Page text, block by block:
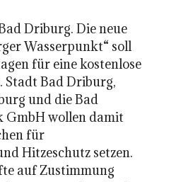
Driburg. Die neue
Wasserpunkt“ soll
für eine kostenlose
Stadt Bad Driburg,
und die Bad
wollen damit
für
Hitzeschutz setzen.
auf Zustimmung